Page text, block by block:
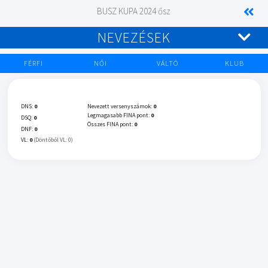
BUSZ KUPA 2024 ősz
NEVEZÉSEK
FÉRFI NŐI VÁLTÓ KLUB
DNS: 0
DSQ: 0
DNF: 0
VL: 0 (Döntőből VL: 0)
Nevezett versenyszámok: 0
Legmagasabb FINA pont: 0
Összes FINA pont: 0